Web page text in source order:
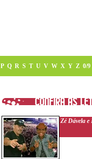
P Q R S T U V W X Y Z 0/9
Zé Dávela